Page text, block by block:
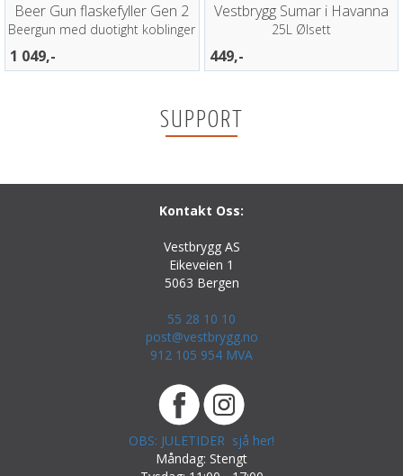
Beer Gun flaskefyller Gen 2
Beergun med duotight koblinger
1 049,-
Vestbrygg Sumar i Havanna
25L Ølsett
449,-
SUPPORT
Kontakt Oss:
Vestbrygg AS
Eikeveien 1
5063 Bergen
55 28 10 10
post@vestbrygg.no
912 105 954 MVA
OBS: JULETIDER sjå her!
Måndag: Stengt